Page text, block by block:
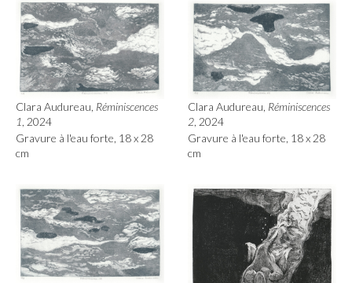
Clara Audureau, Réminiscences
1 , 2024
Gravure à l'eau forte, 18 x 28
cm
Clara Audureau, Réminiscences
2 , 2024
Gravure à l'eau forte, 18 x 28
cm